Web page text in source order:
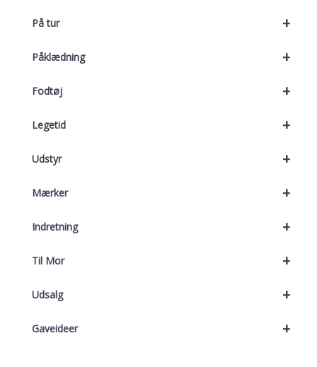
+
På tur
+
Påklædning
+
Fodtøj
+
Legetid
+
Udstyr
+
Mærker
+
Indretning
+
Til Mor
+
Udsalg
+
Gaveideer